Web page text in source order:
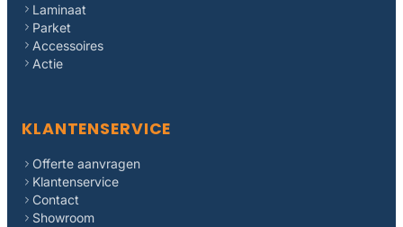
Laminaat
Parket
Accessoires
Actie
KLANTENSERVICE
Offerte aanvragen
Klantenservice
Contact
Showroom